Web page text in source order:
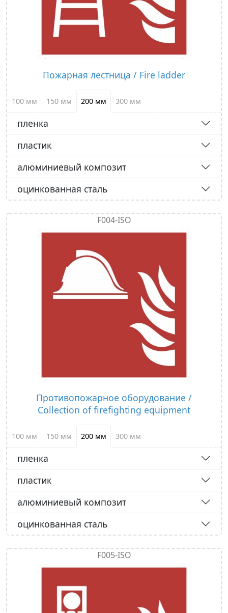
Пожарная лестница / Fire ladder
100 мм 150 мм 200 мм 300 мм
пленка
пластик
алюминиевый композит
оцинкованная сталь
F004-ISO
Противопожарное оборудование /
Collection of firefighting equipment
100 мм 150 мм 200 мм 300 мм
пленка
пластик
алюминиевый композит
оцинкованная сталь
F005-ISO